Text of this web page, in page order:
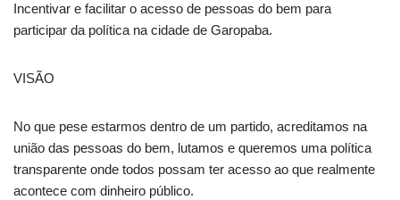
Incentivar e facilitar o acesso de pessoas do bem para
participar da política na cidade de Garopaba.
VISÃO
No que pese estarmos dentro de um partido, acreditamos na
união das pessoas do bem, lutamos e queremos uma política
transparente onde todos possam ter acesso ao que realmente
acontece com dinheiro público.